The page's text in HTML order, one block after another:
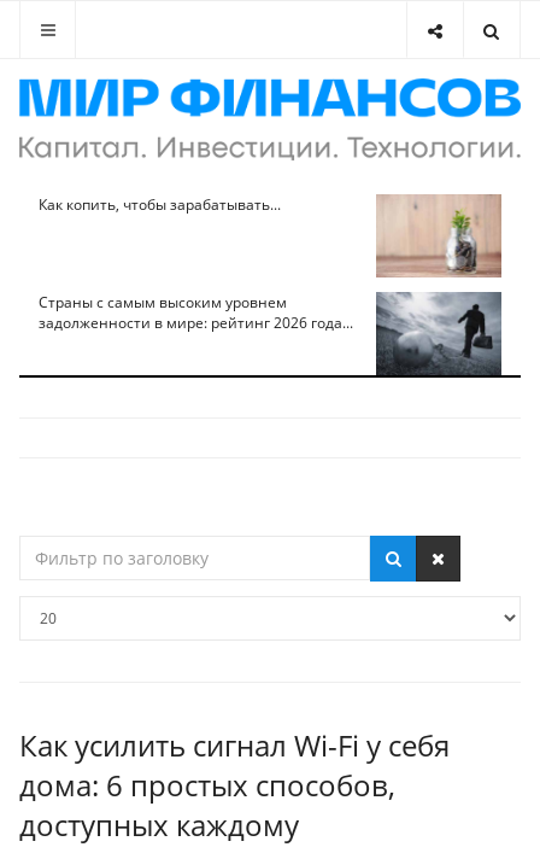
Как копить, чтобы зарабатывать...
Страны с самым высоким уровнем
задолженности в мире: рейтинг 2026 года...
по
Как усилить сигнал Wi-Fi у себя
дома: 6 простых способов,
доступных каждому